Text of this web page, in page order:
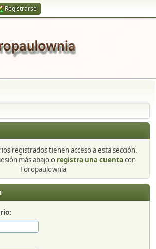
Registrarse
registrados tienen acceso a esta sección.
más abajo o registra una cuenta con
Foropaulownia